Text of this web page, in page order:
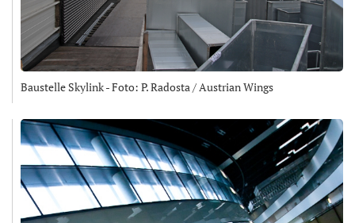
Baustelle Skylink - Foto: P. Radosta / Austrian Wings